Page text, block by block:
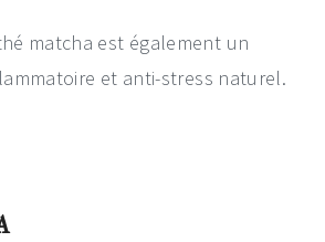
matcha est également un
et anti-stress naturel.